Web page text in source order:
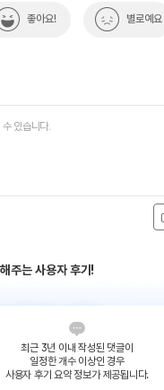
좋아요! 별로예요
주는 사용자 후기!
최근 3년 이내 작성된 댓글이
일정한 개수 이상인 경우
사용자 후기 요약 정보가 제공됩니다.